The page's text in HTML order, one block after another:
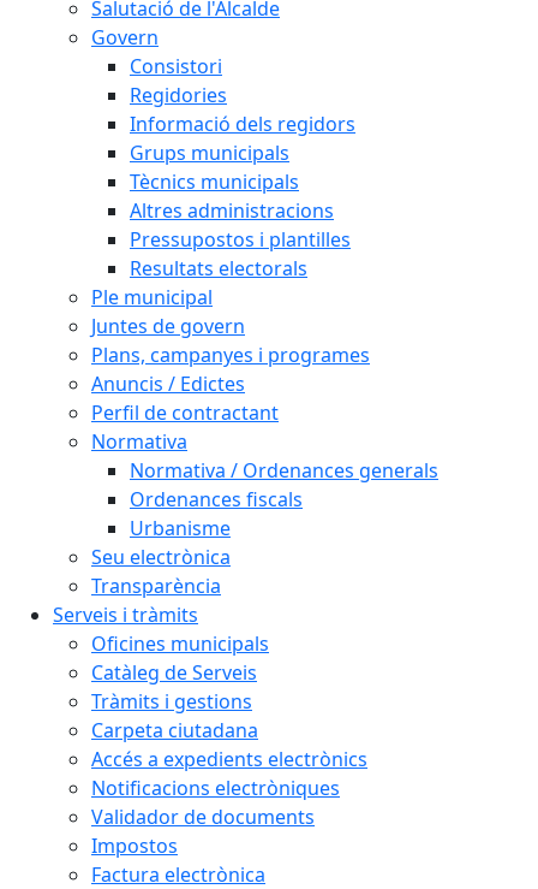
Salutació de l'Alcalde
Govern
Consistori
Regidories
Informació dels regidors
Grups municipals
Tècnics municipals
Altres administracions
Pressupostos i plantilles
Resultats electorals
Ple municipal
Juntes de govern
Plans, campanyes i programes
Anuncis / Edictes
Perfil de contractant
Normativa
Normativa / Ordenances generals
Ordenances fiscals
Urbanisme
Seu electrònica
Transparència
Serveis i tràmits
Oficines municipals
Catàleg de Serveis
Tràmits i gestions
Carpeta ciutadana
Accés a expedients electrònics
Notificacions electròniques
Validador de documents
Impostos
Factura electrònica